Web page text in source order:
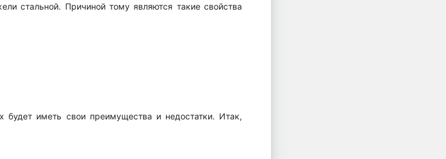
стальной. Причиной тому являются такие свойства
иметь свои преимущества и недостатки. Итак,